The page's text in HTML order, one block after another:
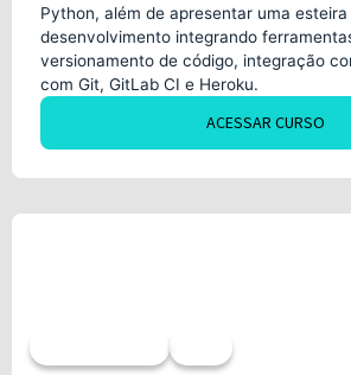
Python, além de apresentar uma esteira
desenvolvimento integrando
versionamento de código, integração
com Git, GitLab CI e Heroku.
ACESSAR CURSO